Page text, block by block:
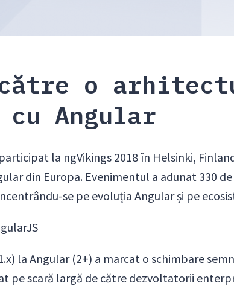
către o
Angular
la ngVikings 2018 în Helsinki,
din Europa. Evenimentul a adunat 330
se pe evoluția Angular și pe
la Angular (2+) a marcat o schimbare
pe scară largă de către dezvoltatorii